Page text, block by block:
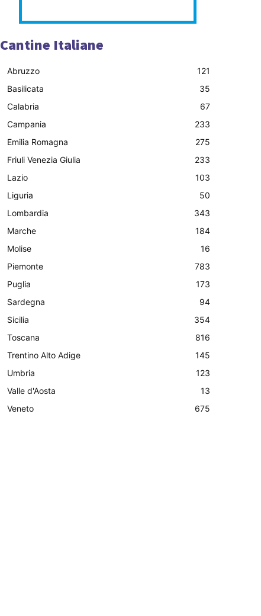
Cantine Italiane
Abruzzo
121
Basilicata
35
Calabria
67
Campania
233
Emilia Romagna
275
Friuli Venezia Giulia
233
Lazio
103
Liguria
50
Lombardia
343
Marche
184
Molise
16
Piemonte
783
Puglia
173
Sardegna
94
Sicilia
354
Toscana
816
Trentino Alto Adige
145
Umbria
123
Valle d'Aosta
13
Veneto
675